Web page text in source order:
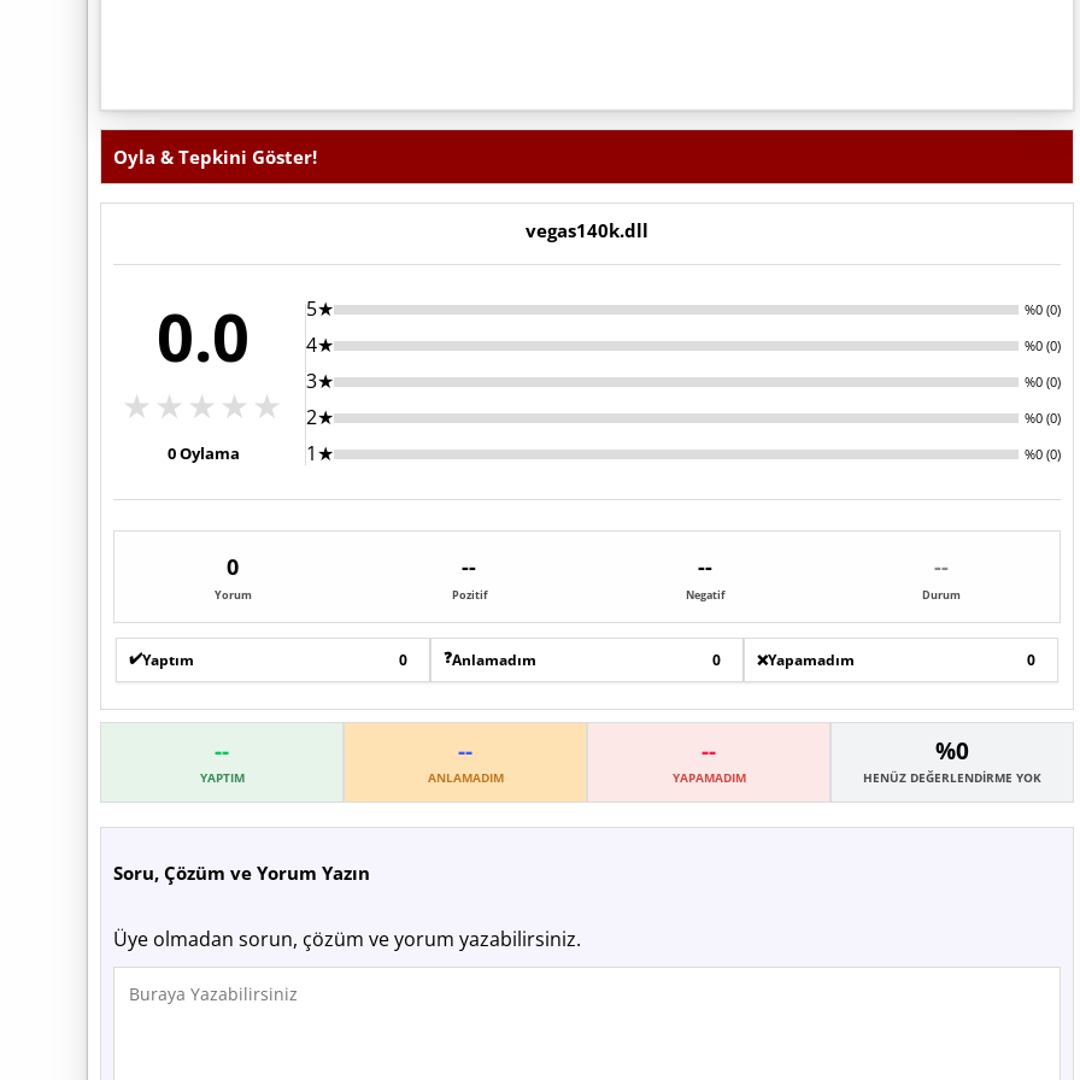
Oyla & Tepkini Göster!
vegas140k.dll
0.0
★ ★ ★ ★ ★
0Oylama
5★ %0 (0)
4★ %0 (0)
3★ %0 (0)
2★ %0 (0)
1★ %0 (0)
0
Yorum
--
Pozitif
--
Negatif
--
Durum
✔️Yaptım 0 ❓Anlamadım 0 ❌Yapamadım 0
--
YAPTIM
--
ANLAMADIM
--
YAPAMADIM
%0
HENÜZ DEĞERLENDIRME YOK
Soru, Çözüm ve Yorum Yazın
Üye olmadan sorun, çözüm ve yorum yazabilirsiniz.